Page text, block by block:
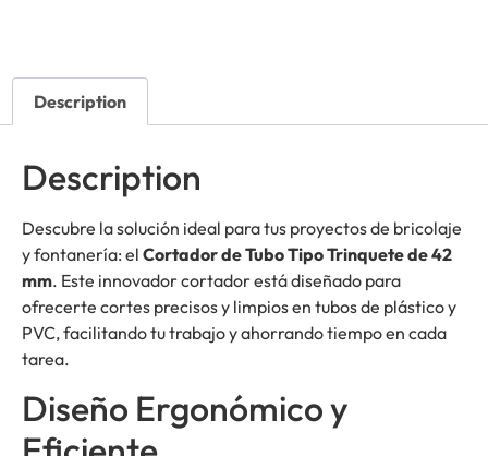
Description
Description
Descubre la solución ideal para tus proyectos de bricolaje
y fontanería: el Cortador de Tubo Tipo Trinquete de 42
mm. Este innovador cortador está diseñado para
ofrecerte cortes precisos y limpios en tubos de plástico y
PVC, facilitando tu trabajo y ahorrando tiempo en cada
tarea.
Diseño Ergonómico y